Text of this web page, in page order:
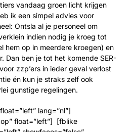
vandaag groen licht krijgen
ik een simpel advies voor
Ontsla al je personeel om
indien nodig je kroeg tot
hem op in meerdere kroegen) en
Dan ben je tot het komende SER-
zzp’ers in ieder geval verlost
én kun je straks zelf ook
gunstige regelingen.
lang=”nl”]
float=”left”] [fblike